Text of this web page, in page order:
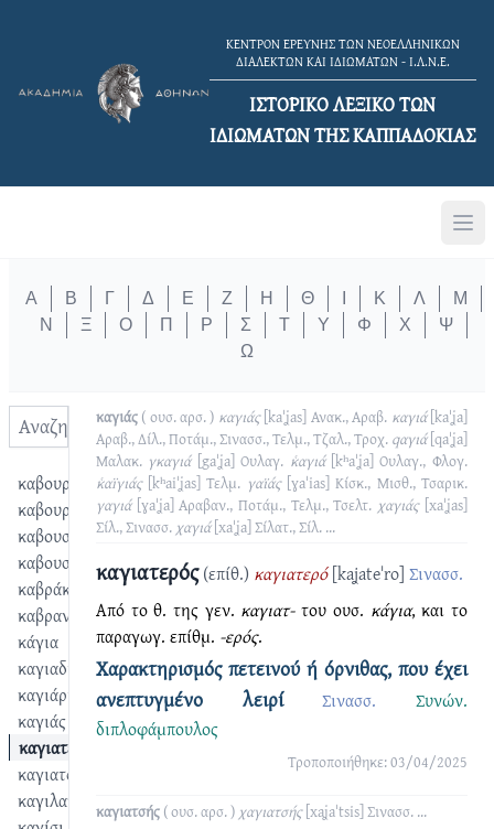
ΚΕΝΤΡΟΝ ΕΡΕΥΝΗΣ ΤΩΝ ΝΕΟΕΛΛΗΝΙΚΩΝ
ΔΙΑΛΕΚΤΩΝ ΚΑΙ ΙΔΙΩΜΑΤΩΝ - Ι.Λ.Ν.Ε.
ΙΣΤΟΡΙΚΟ ΛΕΞΙΚΟ TΩΝ
ΙΔΙΩΜΑΤΩΝ ΤΗΣ ΚΑΠΠΑΔΟΚΙΑΣ
Α Β Γ Δ Ε Ζ Η Θ Κ Λ
Μ
Ν
Ξ Ο Π Ρ Σ Τ Υ Φ Χ
Ψ
Ω
καβουρμάς
καβουρντίζω
καβουστίζω
καβουστουρντίζω
καβράκι
καβραντώ
κάγια
καγιαδιώνας
καγιάρι
καγιάς
καγιατερός
καγιατσής
καγιλατίζω
καγιάς ( ουσ. αρσ. ) καγιάς [kaˈʝas] Ανακ., Αραβ. καγιά [kaˈʝa]
Αραβ., Δίλ., Ποτάμ., Σινασσ., Τελμ., Τζαλ., Τροχ. qαγιά [qaˈʝa]
Μαλακ. γκαγιά [gaˈʝa] Ουλαγ. κ͑αγιά [kʰaˈʝa] Ουλαγ., Φλογ.
κ͑αïγιάς [kʰaiˈʝas] Τελμ. γαϊάς [ɣaˈias] Κίσκ., Μισθ., Τσαρικ.
γαγιά [ɣaˈʝa] Αραβαν., Ποτάμ., Τελμ., Τσελτ. χαγιάς [xaˈʝas]
Σίλ., Σινασσ. χαγιά [xaˈʝa] Σίλατ., Σίλ. ...
καγιατερός(επίθ.) καγιατερό [kaʝateˈro] Σινασσ.
Από το θ. της γεν. καγιατ-του ουσ. κάγια, και το
παραγωγ. επίθμ. -ερός.
Χαρακτηρισμός πετεινού ή όρνιθας, που έχει
ανεπτυγμένο λειρίΣινασσ.
Συνών.
διπλοφάμπουλος
Τροποποιήθηκε: 03/04/2025
καγιατσής ( ουσ. αρσ. ) χαγιατσής [xaʝaˈtsis] Σινασσ. ...